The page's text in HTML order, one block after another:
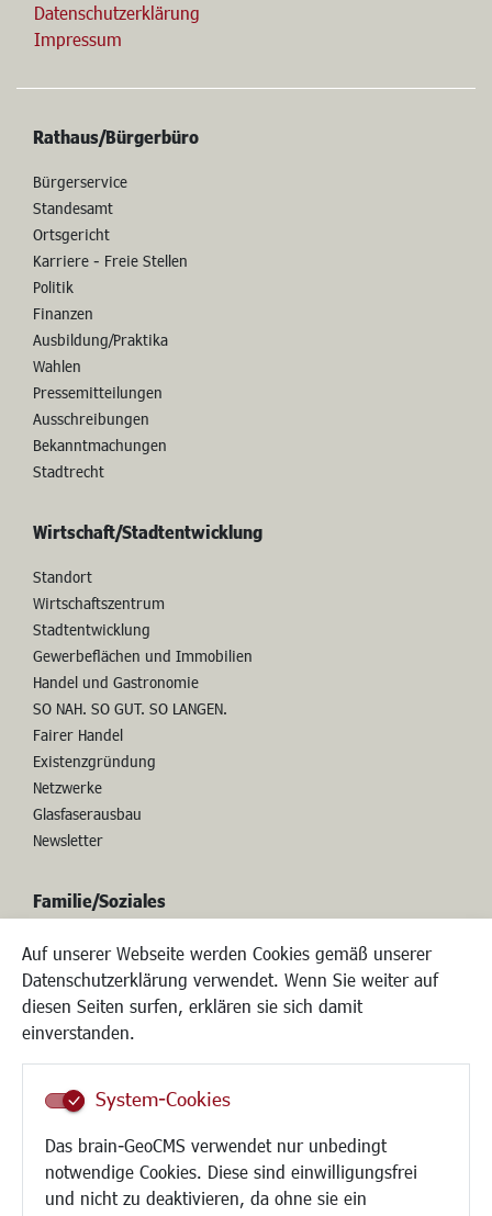
Auf unserer Webseite werden Cookies gemäß unserer
Datenschutzerklärung verwendet. Wenn Sie weiter auf
diesen Seiten surfen, erklären sie sich damit
einverstanden.
System-Cookies
Das brain-GeoCMS verwendet nur unbedingt
notwendige Cookies. Diese sind einwilligungsfrei
und nicht zu deaktivieren, da ohne sie ein
Datenschutzerklärung
Impressum
Rathaus/Bürgerbüro
Bürgerservice
Standesamt
Ortsgericht
Karriere - Freie Stellen
Politik
Finanzen
Ausbildung/Praktika
Wahlen
Pressemitteilungen
Ausschreibungen
Bekanntmachungen
Stadtrecht
Wirtschaft/Stadtentwicklung
Standort
Wirtschaftszentrum
Stadtentwicklung
Gewerbeflächen und Immobilien
Handel und Gastronomie
SO NAH. SO GUT. SO LANGEN.
Fairer Handel
Existenzgründung
Netzwerke
Glasfaserausbau
Newsletter
Familie/Soziales
Kinderbetreuung
Kinder und Jugend
Institutionen für Familien
Frauen
Schule
Demokratie leben
Ukrainehilfe
Hilfe für Geflüchtete